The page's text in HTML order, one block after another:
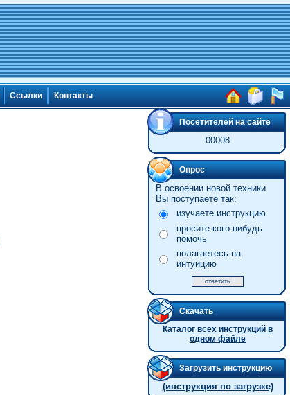
Ссылки Контакты
Посетителей на сайте
00008
Опрос
В освоении новой техники
Вы поступаете так:
изучаете инструкцию
просите кого-нибудь
помочь
полагаетесь на
интуицию
Скачать
Каталог всех инструкций в
одном файле
Загрузить инструкцию
(инструкция по загрузке)